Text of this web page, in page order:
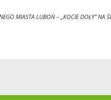
MIASTA LUBOŃ – „KOCIE DOŁY” NA